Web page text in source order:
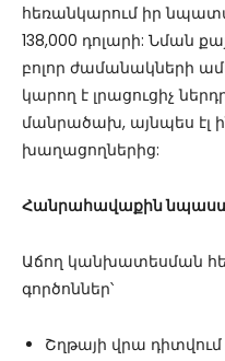
հեռանկարում իր
138,000 դոլարի: Նման
բոլոր ժամանակների
կարող է լրացուցիչ
մանրածախ, այնպես էլ
խաղացողներից:
Հանրահավաքին
Աճող կանխատեսման
գործոններ՝
Շղթայի վրա